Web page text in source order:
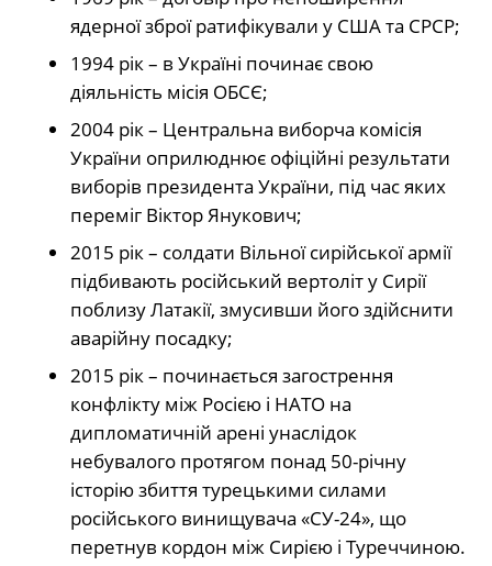
ядерної зброї ратифікували у США та СРСР;
1994 рік – в Україні починає свою
діяльність місія ОБСЄ;
2004 рік – Центральна виборча комісія
України оприлюднює офіційні результати
виборів президента України, під час яких
переміг Віктор Янукович;
2015 рік – солдати Вільної сирійської армії
підбивають російський вертоліт у Сирії
поблизу Латакії, змусивши його здійснити
аварійну посадку;
2015 рік – починається загострення
конфлікту між Росією і НАТО на
дипломатичній арені унаслідок
небувалого протягом понад 50-річну
історію збиття турецькими силами
російського винищувача «СУ-24», що
перетнув кордон між Сирією і Туреччиною.